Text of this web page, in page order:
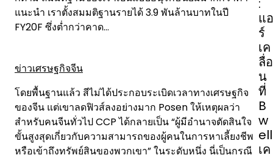
แนะนำ เราตั้งสมมติฐานรายได้ 3.9 พันล้านบาทในปี
FY20F ซึ่งต่ำกว่าคาด…
ข่าวเศรษฐกิจจีน
โดยพื้นฐานแล้ว สีไม่ได้ประกอบระเบิดเวลาทางเศรษฐกิจ
ของจีน แต่เขาลดฟิวส์ลงอย่างมาก Posen ให้เหตุผลว่า
สำหรับคนจีนทั่วไป CCP ได้กลายเป็น “ผู้มีอำนาจตัดสินใจ
ขั้นสูงสุดเกี่ยวกับความสามารถของผู้คนในการหาเลี้ยงชีพ
หรือเข้าถึงทรัพย์สินของพวกเขา” ในระดับหนึ่ง นี่เป็นกรณี
a
t
o
n
:
แอ
ร์
เค
ลื่อ
น
ที่
B
w
ell
เค